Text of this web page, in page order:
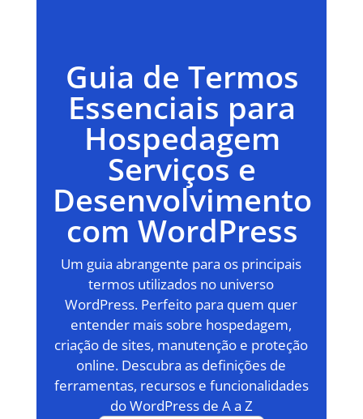
Guia de Termos
Essenciais para
Hospedagem
Serviços e
Desenvolvimento
com WordPress
Um guia abrangente para os principais
termos utilizados no universo
WordPress. Perfeito para quem quer
entender mais sobre hospedagem,
criação de sites, manutenção e proteção
online. Descubra as definições de
ferramentas, recursos e funcionalidades
do WordPress de A a Z